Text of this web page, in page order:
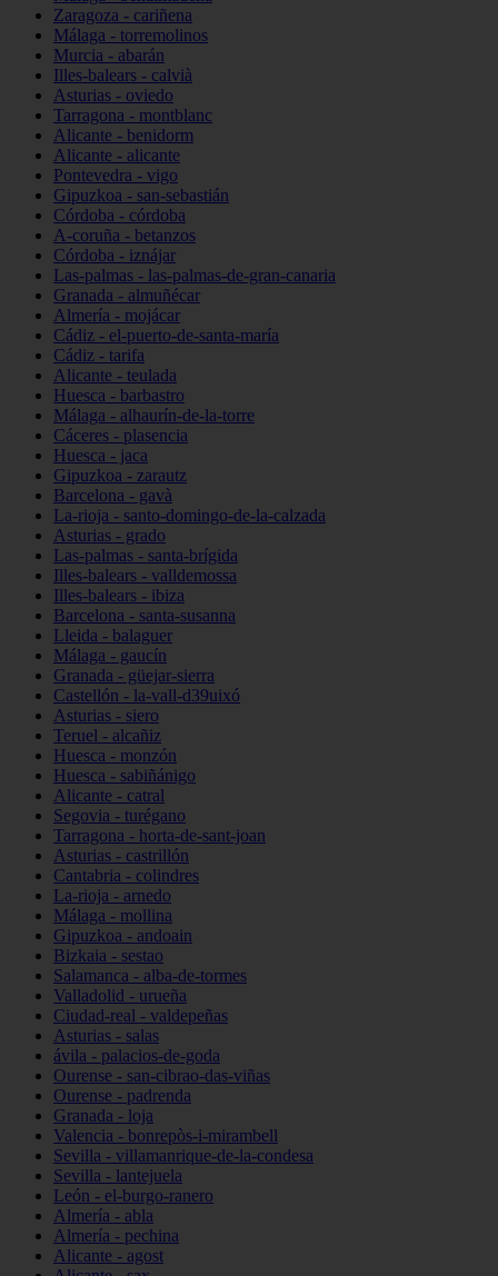
Zaragoza - cariñena
Málaga - torremolinos
Murcia - abarán
Illes-balears - calvià
Asturias - oviedo
Tarragona - montblanc
Alicante - benidorm
Alicante - alicante
Pontevedra - vigo
Gipuzkoa - san-sebastián
Córdoba - córdoba
A-coruña - betanzos
Córdoba - iznájar
Las-palmas - las-palmas-de-gran-canaria
Granada - almuñécar
Almería - mojácar
Cádiz - el-puerto-de-santa-maría
Cádiz - tarifa
Alicante - teulada
Huesca - barbastro
Málaga - alhaurín-de-la-torre
Cáceres - plasencia
Huesca - jaca
Gipuzkoa - zarautz
Barcelona - gavà
La-rioja - santo-domingo-de-la-calzada
Asturias - grado
Las-palmas - santa-brígida
Illes-balears - valldemossa
Illes-balears - ibiza
Barcelona - santa-susanna
Lleida - balaguer
Málaga - gaucín
Granada - güejar-sierra
Castellón - la-vall-d39uixó
Asturias - siero
Teruel - alcañiz
Huesca - monzón
Huesca - sabiñánigo
Alicante - catral
Segovia - turégano
Tarragona - horta-de-sant-joan
Asturias - castrillón
Cantabria - colindres
La-rioja - arnedo
Málaga - mollina
Gipuzkoa - andoain
Bizkaia - sestao
Salamanca - alba-de-tormes
Valladolid - urueña
Ciudad-real - valdepeñas
Asturias - salas
ávila - palacios-de-goda
Ourense - san-cibrao-das-viñas
Ourense - padrenda
Granada - loja
Valencia - bonrepòs-i-mirambell
Sevilla - villamanrique-de-la-condesa
Sevilla - lantejuela
León - el-burgo-ranero
Almería - abla
Almería - pechina
Alicante - agost